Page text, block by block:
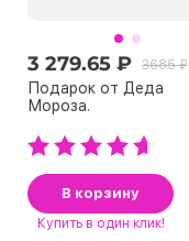
3 279.65 ₽ 3685 ₽
Подарок от Деда
Мороза.
В корзину
Купить в один клик!